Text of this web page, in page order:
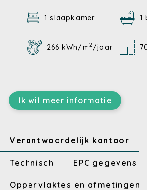
1 slaapkamer 1
266 kWh/m2 /jaar
Ik wil meer informatie
Verantwoordelijk kantoor
Technisch EPC gegevens
Oppervlaktes en afmetingen